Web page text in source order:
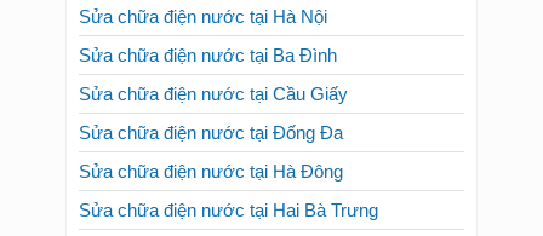
Sửa chữa điện nước tại Hà Nội
Sửa chữa điện nước tại Ba Đình
Sửa chữa điện nước tại Cầu Giấy
Sửa chữa điện nước tại Đống Đa
Sửa chữa điện nước tại Hà Đông
Sửa chữa điện nước tại Hai Bà Trưng